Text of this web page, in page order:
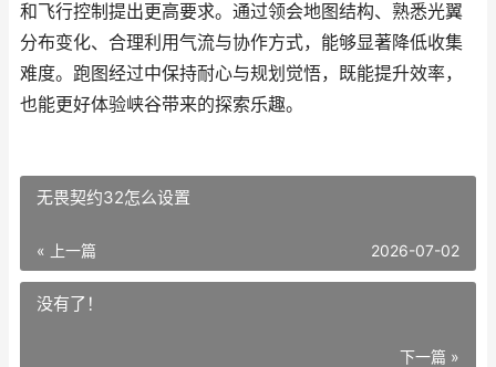
和飞行控制提出更高要求。通过领会地图结构、熟悉光翼
分布变化、合理利用气流与协作方式，能够显著降低收集
难度。跑图经过中保持耐心与规划觉悟，既能提升效率，
也能更好体验峡谷带来的探索乐趣。
无畏契约32怎么设置
« 上一篇 2026-07-02
没有了！
下一篇 »